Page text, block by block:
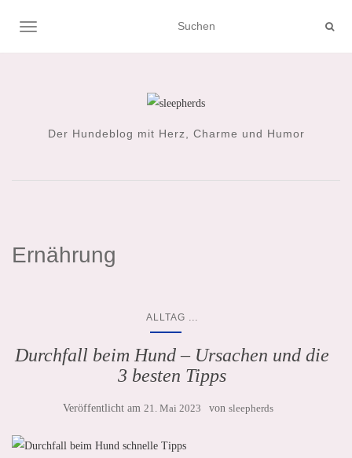
NAVIGATION UMSCHALTEN
Der Hundeblog mit Herz, Charme und Humor
Ernährung
ALLTAG
Durchfall beim Hund – Ursachen und die
3 besten Tipps
Veröffentlicht am 21. Mai 2023 von sleepherds